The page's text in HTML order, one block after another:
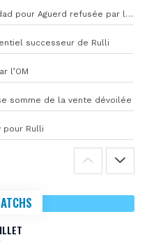
La première offre de la Real Sociedad pour Aguerd refusée par l’OM
successeur de Rulli
l’OM
somme de la vente dévoilée
pour Rulli